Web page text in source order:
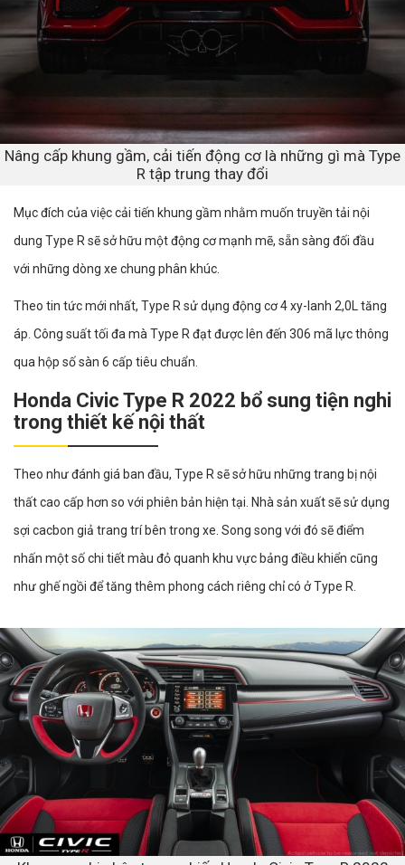
Nâng cấp khung gầm, cải tiến động cơ là những gì mà Type
R tập trung thay đổi
Mục đích của việc cải tiến khung gầm nhằm muốn truyền tải nội
dung Type R sẽ sở hữu một động cơ mạnh mẽ, sẵn sàng đối đầu
với những dòng xe chung phân khúc.
Theo tin tức mới nhất, Type R sử dụng động cơ 4 xy-lanh 2,0L tăng
áp. Công suất tối đa mà Type R đạt được lên đến 306 mã lực thông
qua hộp số sàn 6 cấp tiêu chuẩn.
Honda Civic Type R 2022 bổ sung tiện nghi
trong thiết kế nội thất
Theo như đánh giá ban đầu, Type R sẽ sở hữu những trang bị nội
thất cao cấp hơn so với phiên bản hiện tại. Nhà sản xuất sẽ sử dụng
sợi cacbon giả trang trí bên trong xe. Song song với đó sẽ điểm
nhấn một số chi tiết màu đỏ quanh khu vực bảng điều khiển cũng
như ghế ngồi để tăng thêm phong cách riêng chỉ có ở Type R.